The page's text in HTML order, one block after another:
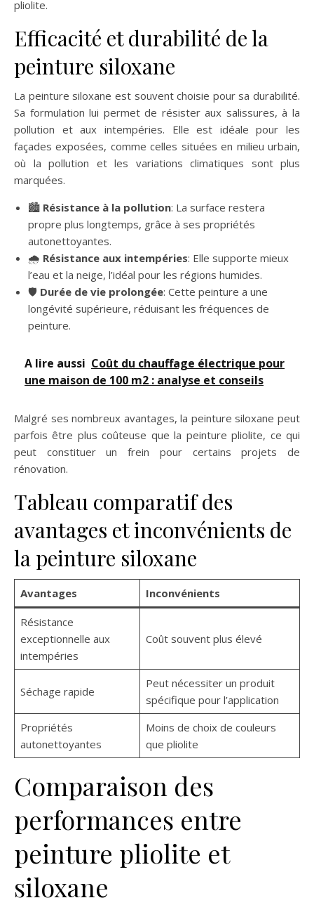
pliolite.
Efficacité et durabilité de la
peinture siloxane
La peinture siloxane est souvent choisie pour sa durabilité.
Sa formulation lui permet de résister aux salissures, à la
pollution et aux intempéries. Elle est idéale pour les
façades exposées, comme celles situées en milieu urbain,
où la pollution et les variations climatiques sont plus
marquées.
🏙️ Résistance à la pollution: La surface restera
propre plus longtemps, grâce à ses propriétés
autonettoyantes.
🌧️ Résistance aux intempéries: Elle supporte mieux
l’eau et la neige, l’idéal pour les régions humides.
🛡️ Durée de vie prolongée: Cette peinture a une
longévité supérieure, réduisant les fréquences de
peinture.
A lire aussi Coût du chauffage électrique pour
une maison de 100 m2 : analyse et conseils
Malgré ses nombreux avantages, la peinture siloxane peut
parfois être plus coûteuse que la peinture pliolite, ce qui
peut constituer un frein pour certains projets de
rénovation.
Tableau comparatif des
avantages et inconvénients de
la peinture siloxane
Avantages Inconvénients
Résistance
exceptionnelle aux
intempéries
Coût souvent plus élevé
Séchage rapide
Peut nécessiter un produit
spécifique pour l’application
Propriétés
autonettoyantes
Moins de choix de couleurs
que pliolite
Comparaison des
performances entre
peinture pliolite et
siloxane